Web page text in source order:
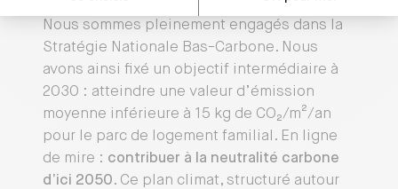
Nous sommes pleinement engagés dans la
Stratégie Nationale Bas-Carbone. Nous
avons ainsi fixé un objectif intermédiaire à
2030 : atteindre une valeur d’émission
moyenne inférieure à 15 kg de CO₂/m²/an
pour le parc de logement familial. En ligne
de mire : contribuer à la neutralité carbone
d’ici 2050. Ce plan climat, structuré autour